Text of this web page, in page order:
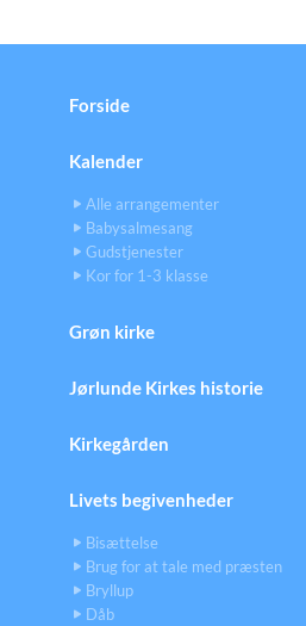
Forside
Kalender
Alle arrangementer
Babysalmesang
Gudstjenester
Kor for 1-3 klasse
Grøn kirke
Jørlunde Kirkes historie
Kirkegården
Livets begivenheder
Bisættelse
Brug for at tale med præsten
Bryllup
Dåb